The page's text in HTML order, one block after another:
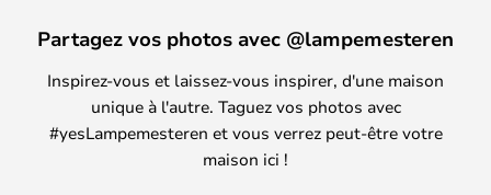
Partagez vos photos avec @lampemesteren
Inspirez-vous et laissez-vous inspirer, d'une maison
unique à l'autre. Taguez vos photos avec
#yesLampemesteren et vous verrez peut-être votre
maison ici !